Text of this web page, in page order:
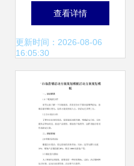
策划方案
查看详情
更新时间：2026-08-06
16:05:30